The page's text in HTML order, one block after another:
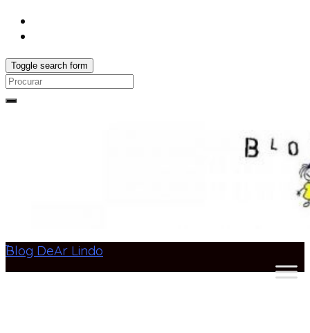
Toggle search form
Search
Blog DeAr Lindo